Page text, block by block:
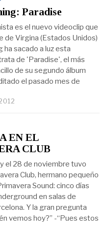
Paradise
es el nuevo videoclip que
de Virgina (Estados Unidos)
ha sacado a luz esta
de 'Paradise', el más
de su segundo álbum
el pasado mes de
EN EL
CLUB
el 28 de noviembre tuvo
Club, hermano pequeño
Sound: cinco días
en salas de
Y la gran pregunta
vemos hoy?” -“Pues estos